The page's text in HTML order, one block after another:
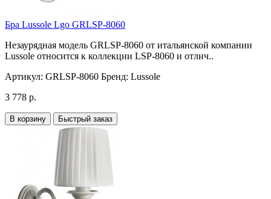
Бра Lussole Lgo GRLSP-8060
Незаурядная модель GRLSP-8060 от итальянской компании
Lussole относится к коллекции LSP-8060 и отлич..
Артикул: GRLSP-8060 Бренд: Lussole
3 778 р.
В корзину Быстрый заказ